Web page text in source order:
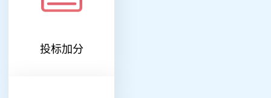
投标加分